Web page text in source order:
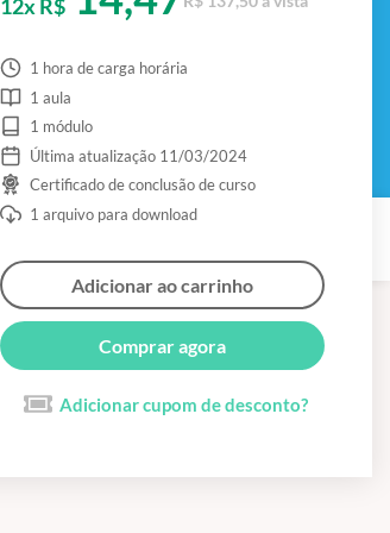
12x R$
1 hora de carga horária
1 aula
1 módulo
Última atualização 11/03/2024
Certificado de conclusão de curso
1 arquivo para download
Adicionar ao carrinho
Comprar agora
Adicionar cupom de desconto?